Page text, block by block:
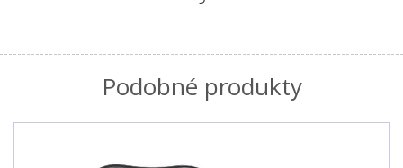
Podobné produkty